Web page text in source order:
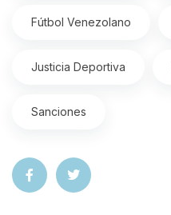
Fútbol Venezolano
Justicia Deportiva
Sanciones